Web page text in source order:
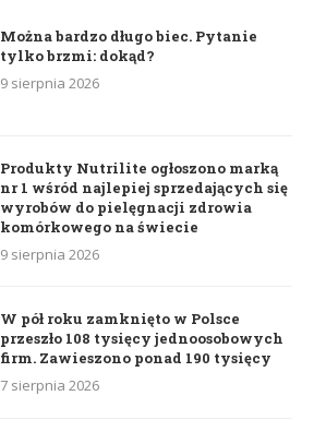
Można bardzo długo biec. Pytanie
tylko brzmi: dokąd?
9 sierpnia 2026
Produkty Nutrilite ogłoszono marką
nr 1 wśród najlepiej sprzedających się
wyrobów do pielęgnacji zdrowia
komórkowego na świecie
9 sierpnia 2026
W pół roku zamknięto w Polsce
przeszło 108 tysięcy jednoosobowych
firm. Zawieszono ponad 190 tysięcy
7 sierpnia 2026